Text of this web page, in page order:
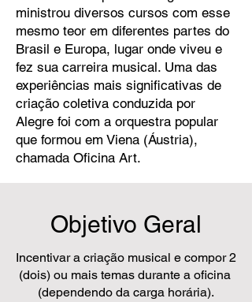
ministrou diversos cursos com esse
mesmo teor em diferentes partes do
Brasil e Europa, lugar onde viveu e
fez sua carreira musical. Uma das
experiências mais significativas de
criação coletiva conduzida por
Alegre foi com a orquestra popular
que formou em Viena (Áustria),
chamada Oficina Art.
Objetivo Geral
Incentivar a criação musical e compor 2
(dois) ou mais temas durante a oficina
(dependendo da carga horária).